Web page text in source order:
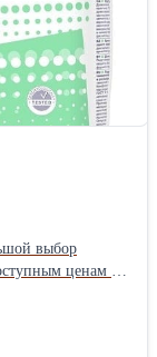
выбор
ценам в
от протеканий
с